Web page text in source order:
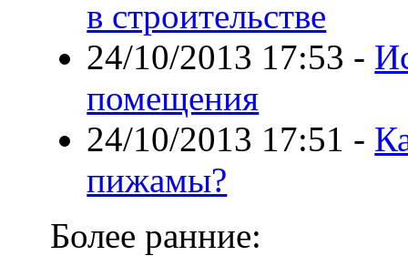
в строительстве
24/10/2013 17:53 -
помещения
24/10/2013 17:51 -
пижамы?
Более ранние: